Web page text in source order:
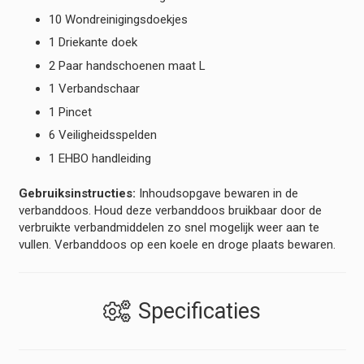
10 Wondreinigingsdoekjes
1 Driekante doek
2 Paar handschoenen maat L
1 Verbandschaar
1 Pincet
6 Veiligheidsspelden
1 EHBO handleiding
Gebruiksinstructies: Inhoudsopgave bewaren in de
verbanddoos. Houd deze verbanddoos bruikbaar door de
verbruikte verbandmiddelen zo snel mogelijk weer aan te
vullen. Verbanddoos op een koele en droge plaats bewaren.
Specificaties